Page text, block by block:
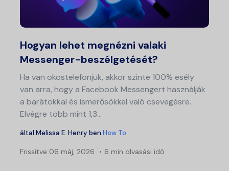
Hogyan lehet megnézni valaki
Messenger-beszélgetését?
Ha van okostelefonjuk, akkor szinte 100% esély
van arra, hogy a Facebook Messengert használják
a barátokkal és ismerősökkel való csevegésre.
Elvégre több mint 1,3...
által Melissa E. Henry ben How To
Frissítve 06 máj, 2026 6 min olvasási idő